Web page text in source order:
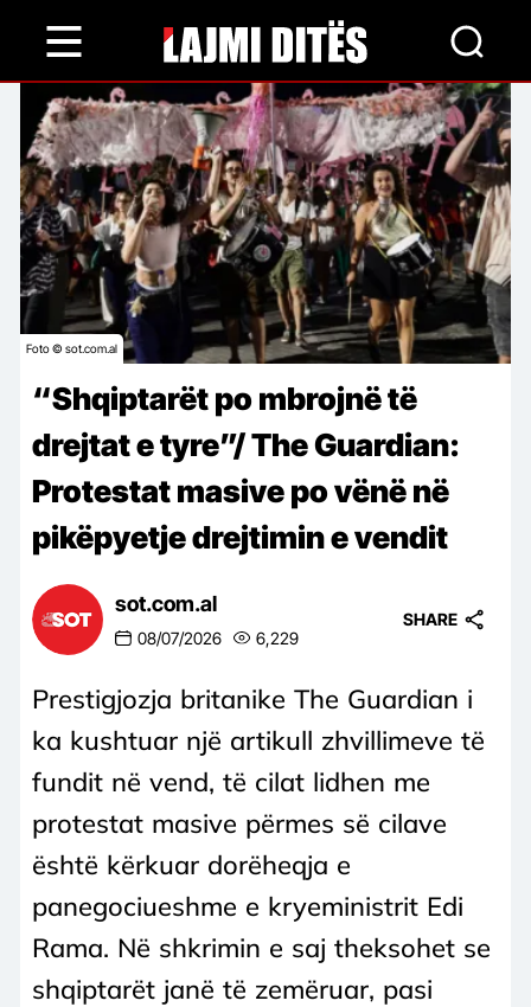
content
Foto © sot.com.al
“Shqiptarët po mbrojnë të
drejtat e tyre”/ The Guardian:
Protestat masive po vënë në
pikëpyetje drejtimin e vendit
sot.com.al
08/07/2026 6,229
SHARE
Prestigjozja britanike The Guardian i
ka kushtuar një artikull zhvillimeve të
fundit në vend, të cilat lidhen me
protestat masive përmes së cilave
është kërkuar dorëheqja e
panegociueshme e kryeministrit Edi
Rama. Në shkrimin e saj theksohet se
shqiptarët janë të zemëruar, pasi